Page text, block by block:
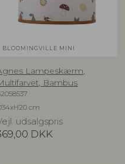
BLOOMINGVILLE MINI
Lampeskærm,
Bambus
cm
udsalgspris
DKK